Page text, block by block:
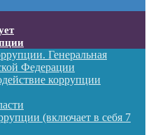
Генеральная
Федерации
коррупции
(включает в себя 7